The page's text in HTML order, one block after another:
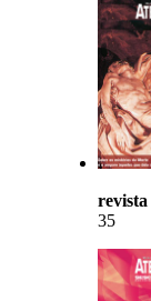
revista
35